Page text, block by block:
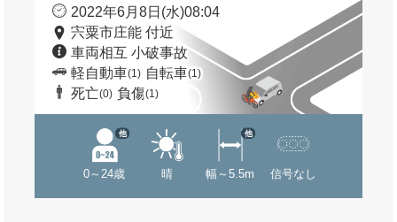
2022年6月8日(水)08:04
宍粟市庄能 付近
車両相互 小破事故
軽自動車(1) 自転車(1)
死亡(0) 負傷(1)
0～24歳
他
晴 幅～5.5m
他
信号なし